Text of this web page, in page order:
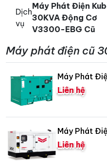
Dịch
vụ
Máy Phát Điện
30KVA Động Cơ
V3300-EBG Cũ
Máy phát điện cũ
Máy Phát
Liên hệ
Máy Phát
Liên hệ